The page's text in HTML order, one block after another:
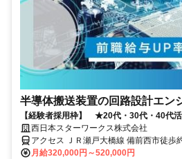
半導体搬送装置の回路設計エン
【経験者採用枠】 ★20代・30代・40代
◎福岡U・Iターン補助充実◎
西日本スターワークス株式会社
アクセス ＪＲ瀬戸大橋線 備前西市徒歩
月給320,000円～520,000円